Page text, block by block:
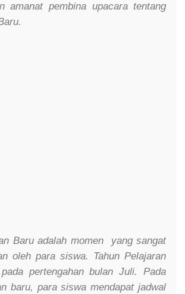
amanat pembina upacara tentang
Baru adalah momen yang sangat
oleh para siswa. Tahun Pelajaran
pertengahan bulan Juli. Pada
baru, para siswa mendapat jadwal